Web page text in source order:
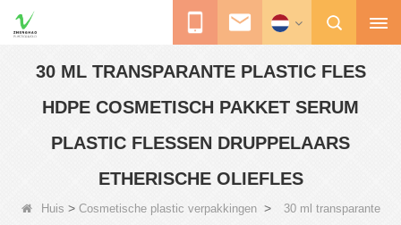
30 ML TRANSPARANTE PLASTIC FLES
HDPE COSMETISCH PAKKET SERUM
PLASTIC FLESSEN DRUPPELAARS
ETHERISCHE OLIEFLES
Huis > Cosmetische plastic verpakkingen>
30 ml transparante